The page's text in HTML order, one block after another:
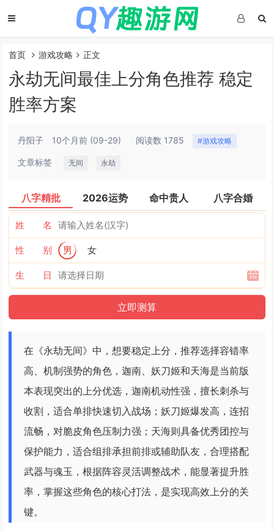
首页 游戏攻略 正文
永劫无间最佳上分角色推荐 稳定
胜率方案
丹阳子 10个月前 (09-29) 阅读数 1785 #游戏攻略
文章标签 无间 永劫
八字精批 2026运势 命中贵人 八字合婚
姓 名
性 别 男 女
生 日
在《永劫无间》中，想要稳定上分，推荐选择容错率
高、机制强势的角色，迦南、妖刀姬和天海是当前版
本表现突出的上分优选，迦南机动性强，擅长刺杀与
收割，适合单排快速切入战场；妖刀姬爆发高，连招
流畅，对脆皮角色压制力强；天海则具备优秀团控与
保护能力，适合组排承担前排或辅助队友，合理搭配
武器与魂玉，根据阵容灵活调整战术，能显著提升胜
率，掌握这些角色的核心打法，是实现高效上分的关
键。